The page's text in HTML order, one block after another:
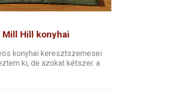
Mill Hill konyhai
konyhai keresztszemesei
ki, de azokat kétszer. a